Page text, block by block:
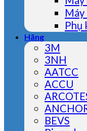
Phụ
Hãng
3M
3NH
AATCC
ACCU
BEVS